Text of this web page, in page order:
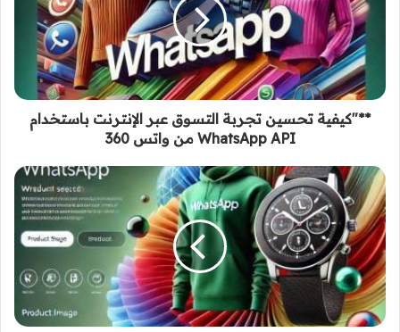
**"كيفية تحسين تجربة التسوق عبر الإنترنت باستخدام
WhatsApp API من واتس 360